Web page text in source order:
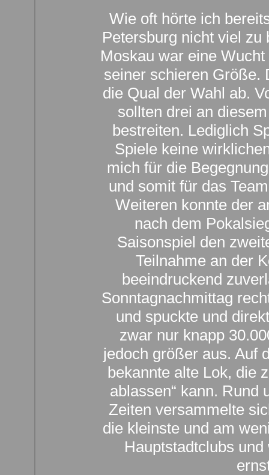
Wie oft hörte ich
Petersburg nicht viel zu
Moskau war eine
seiner schieren Größe.
die Qual der Wahl ab.
sollten drei an
bestreiten. Lediglich
Spiele keine
mich für die
und somit für das
Weiteren konnte der
nach dem
Saisonspiel den
Teilnahme an der
beeindruckend
Sonntagnachmittag
und spuckte und
zwar nur knapp
jedoch größer aus. Auf
bekannte alte Lok, die
ablassen“ kann. Rund
Zeiten versammelte
die kleinste und am
Hauptstadtclubs